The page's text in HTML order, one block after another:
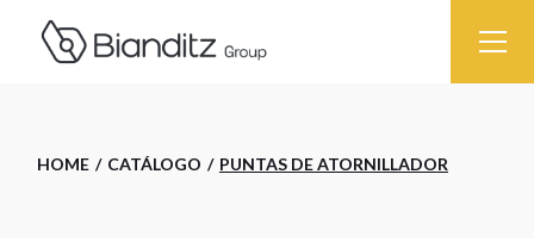
HOME CATÁLOGO PUNTAS DE ATORNILLADOR